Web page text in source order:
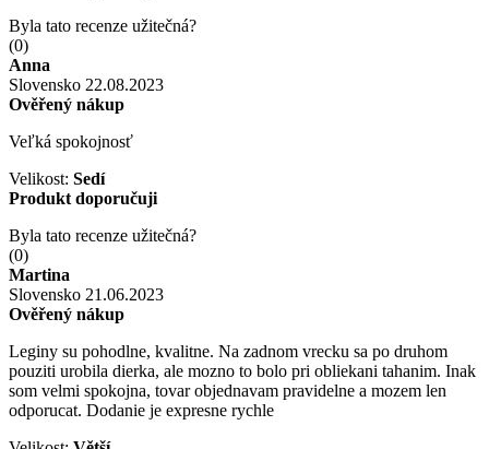
Byla tato recenze užitečná?
(0)
Anna
Slovensko 22.08.2023
Ověřený nákup
Veľká spokojnosť
Velikost: Sedí
Produkt doporučuji
Byla tato recenze užitečná?
(0)
Martina
Slovensko 21.06.2023
Ověřený nákup
Leginy su pohodlne, kvalitne. Na zadnom vrecku sa po druhom
pouziti urobila dierka, ale mozno to bolo pri obliekani tahanim. Inak
som velmi spokojna, tovar objednavam pravidelne a mozem len
odporucat. Dodanie je expresne rychle